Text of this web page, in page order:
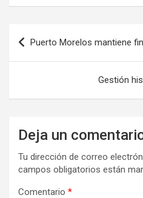
Navegación
de
Puerto Morelos mantiene
Gestión
Deja un
Tu dirección de correo
campos obligatorios están
Comentario *